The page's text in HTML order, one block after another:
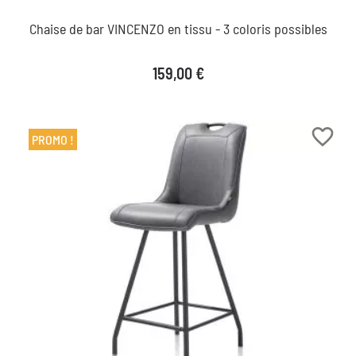
Chaise de bar VINCENZO en tissu - 3 coloris possibles
Prix
159,00 €
favorite_border
PROMO !